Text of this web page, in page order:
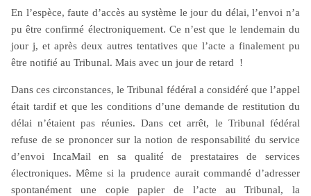
En l’espèce, faute d’accès au système le jour du délai, l’envoi n’a
pu être confirmé électroniquement. Ce n’est que le lendemain du
jour j, et après deux autres tentatives que l’acte a finalement pu
être notifié au Tribunal. Mais avec un jour de retard !
Dans ces circonstances, le Tribunal fédéral a considéré que l’appel
était tardif et que les conditions d’une demande de restitution du
délai n’étaient pas réunies. Dans cet arrêt, le Tribunal fédéral
refuse de se prononcer sur la notion de responsabilité du service
d’envoi IncaMail en sa qualité de prestataires de services
électroniques. Même si la prudence aurait commandé d’adresser
spontanément une copie papier de l’acte au Tribunal, la